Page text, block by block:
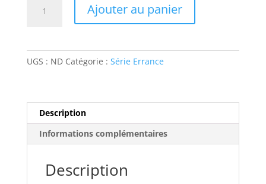
Ajouter au panier
UGS : ND Catégorie : Série Errance
Description
Informations complémentaires
Description